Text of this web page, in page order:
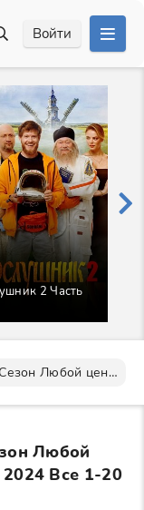
Войти
2 Часть
Любой ценой Сериал
Любой
Все 1-20